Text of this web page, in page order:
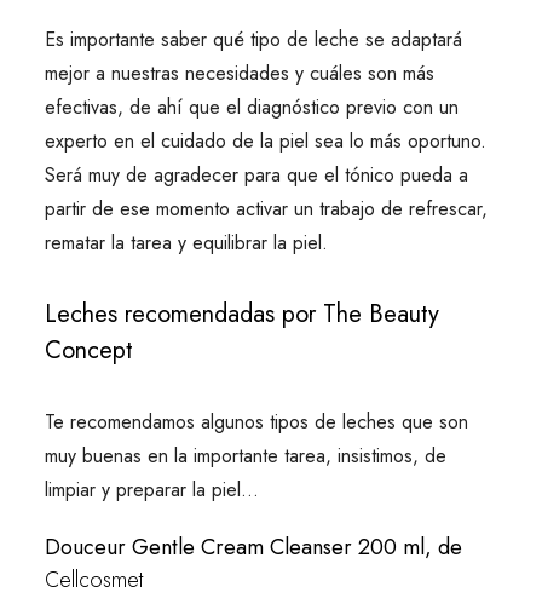
Es importante saber qué tipo de leche se adaptará
mejor a nuestras necesidades y cuáles son más
efectivas, de ahí que el diagnóstico previo con un
experto en el cuidado de la piel sea lo más oportuno.
Será muy de agradecer para que el tónico pueda a
partir de ese momento activar un trabajo de refrescar,
rematar la tarea y equilibrar la piel.
Leches recomendadas por The Beauty
Concept
Te recomendamos algunos tipos de leches que son
muy buenas en la importante tarea, insistimos, de
limpiar y preparar la piel…
Douceur Gentle Cream Cleanser 200 ml, de
Cellcosmet